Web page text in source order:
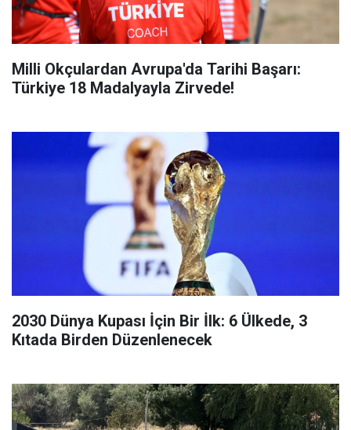
Milli Okçulardan Avrupa'da Tarihi Başarı:
Türkiye 18 Madalyayla Zirvede!
2030 Dünya Kupası İçin Bir İlk: 6 Ülkede, 3
Kıtada Birden Düzenlenecek